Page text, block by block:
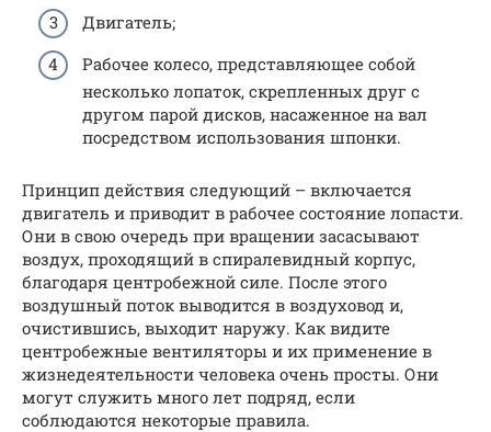
Двигатель;
Рабочее колесо, представляющее собой
несколько лопаток, скрепленных друг с
другом парой дисков, насаженное на вал
посредством использования шпонки.
Принцип действия следующий – включается
двигатель и приводит в рабочее состояние лопасти.
Они в свою очередь при вращении засасывают
воздух, проходящий в спиралевидный корпус,
благодаря центробежной силе. После этого
воздушный поток выводится в воздуховод и,
очистившись, выходит наружу. Как видите
центробежные вентиляторы и их применение в
жизнедеятельности человека очень просты. Они
могут служить много лет подряд, если
соблюдаются некоторые правила.